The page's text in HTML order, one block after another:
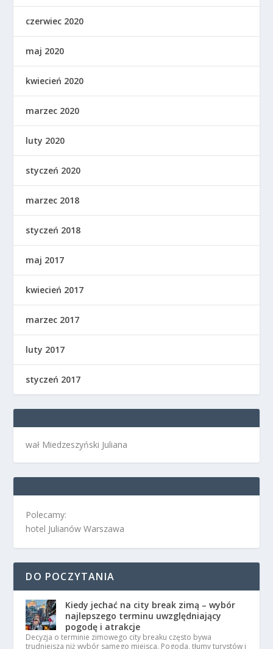
czerwiec 2020
maj 2020
kwiecień 2020
marzec 2020
luty 2020
styczeń 2020
marzec 2018
styczeń 2018
maj 2017
kwiecień 2017
marzec 2017
luty 2017
styczeń 2017
wał Miedzeszyński Juliana
Polecamy:
hotel Julianów Warszawa
DO POCZYTANIA
Kiedy jechać na city break zimą – wybór
najlepszego terminu uwzględniający
pogodę i atrakcje
Decyzja o terminie zimowego city breaku często bywa
trudniejsza niż wybór samego miejsca. Pogoda, tłumy turystów i